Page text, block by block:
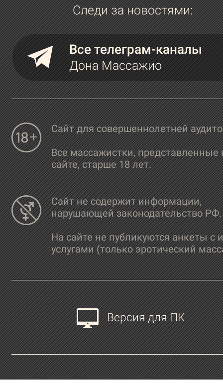
Следи за новостями:
Все телеграм-каналы
Дона Массажио
Сайт для совершеннолетней
Все массажистки, представленные
сайте, старше 18 лет.
Сайт не содержит информации,
нарушающей законодательство РФ.
На сайте не публикуются анкеты с
услугами (только эротический
Версия для ПК